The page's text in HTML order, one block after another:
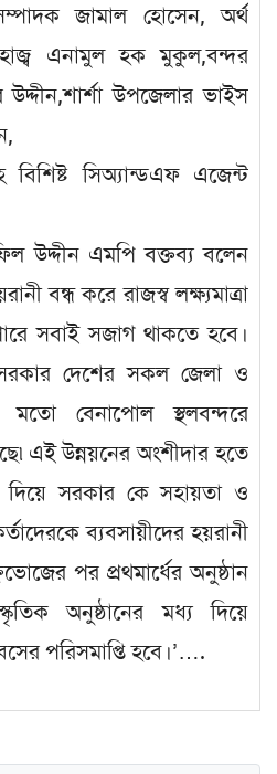
জামাল হোসেন, অর্থ
এনামুল হক মুকুল,বন্দর
উপজেলার ভাইস
বিশিষ্ট সিঅ্যান্ডএফ এজেন্ট
উদ্দীন এমপি বক্তব্য বলেন
বন্ধ করে রাজস্ব লক্ষ্যমাত্রা
সবাই সজাগ থাকতে হবে।
দেশের সকল জেলা ও
মতো বেনাপোল স্থলবন্দরে
উন্নয়নের অংশীদার হতে
দিয়ে সরকার কে সহায়তা ও
ব্যবসায়ীদের হয়রানী
পর প্রথমার্ধের অনুষ্ঠান
অনুষ্ঠানের মধ্য দিয়ে
পরিসমাপ্তি হবে।’….